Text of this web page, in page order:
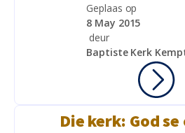
Geplaas op
8 May 2015
deur
Baptiste Kerk
Die kerk: God